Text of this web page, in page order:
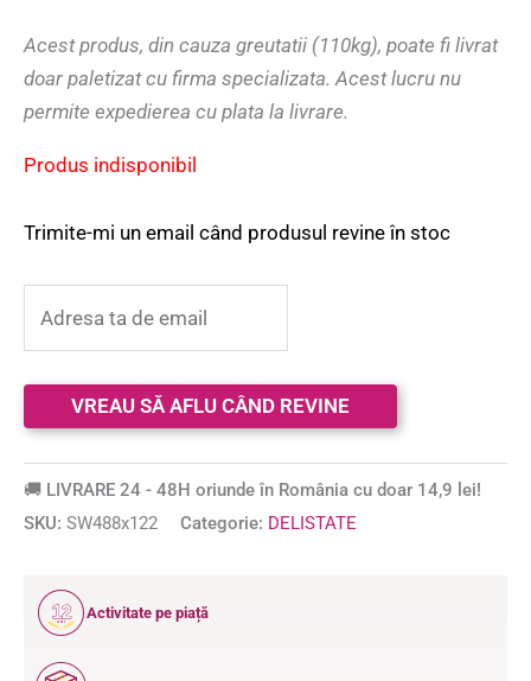
Acest produs, din cauza greutatii (110kg), poate fi livrat
doar paletizat cu firma specializata. Acest lucru nu
permite expedierea cu plata la livrare.
Produs indisponibil
Trimite-mi un email când produsul revine în stoc
🚚 LIVRARE 24 - 48H oriunde în România cu doar 14,9 lei!
SKU: SW488x122 Categorie: DELISTATE
12
ANI
Activitate pe piață